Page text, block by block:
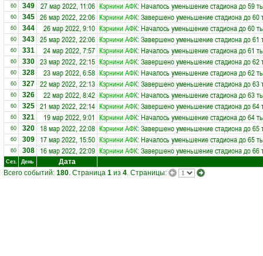
60 349 27 мар 2022, 11:06 Кэрнини АФК: Началось уменьшение стадиона до 59
60 345 26 мар 2022, 22:06 Кэрнини АФК: Завершено уменьшение стадиона до 60
60 344 26 мар 2022, 9:10 Кэрнини АФК: Началось уменьшение стадиона до 60
60 343 25 мар 2022, 22:06 Кэрнини АФК: Завершено уменьшение стадиона до 61
60 331 24 мар 2022, 7:57 Кэрнини АФК: Началось уменьшение стадиона до 61
60 330 23 мар 2022, 22:15 Кэрнини АФК: Завершено уменьшение стадиона до 62
60 328 23 мар 2022, 6:58 Кэрнини АФК: Началось уменьшение стадиона до 62
60 327 22 мар 2022, 22:13 Кэрнини АФК: Завершено уменьшение стадиона до 63
60 326 22 мар 2022, 8:42 Кэрнини АФК: Началось уменьшение стадиона до 63
60 325 21 мар 2022, 22:14 Кэрнини АФК: Завершено уменьшение стадиона до 64
60 321 19 мар 2022, 9:01 Кэрнини АФК: Началось уменьшение стадиона до 64
60 320 18 мар 2022, 22:08 Кэрнини АФК: Завершено уменьшение стадиона до 65
60 309 17 мар 2022, 15:50 Кэрнини АФК: Началось уменьшение стадиона до 65
60 308 16 мар 2022, 22:09 Кэрнини АФК: Завершено уменьшение стадиона до 66
Сез. День
Дата
Всего событий: 180. Страница 1 из 4. Страницы: